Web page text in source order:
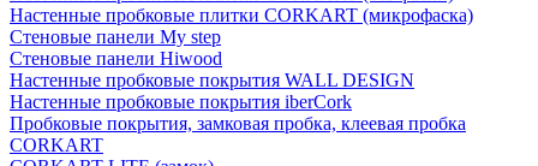
Настенные пробковые плитки CORKART (микрофаска)
Стеновые панели My step
Стеновые панели Hiwood
Настенные пробковые покрытия WALL DESIGN
Настенные пробковые покрытия iberCork
Пробковые покрытия, замковая пробка, клеевая пробка
CORKART